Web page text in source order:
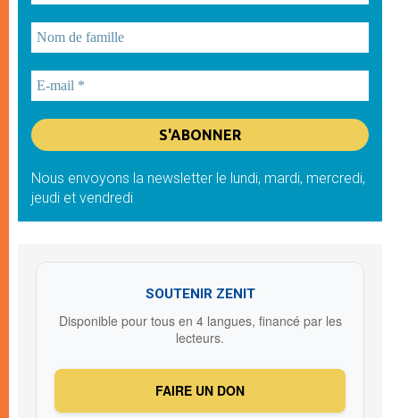
Nous envoyons la newsletter le lundi, mardi, mercredi,
jeudi et vendredi
SOUTENIR ZENIT
Disponible pour tous en 4 langues, financé par les
lecteurs.
FAIRE UN DON